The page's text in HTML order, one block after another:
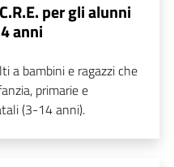
per gli alunni
anni
a bambini e ragazzi che
primarie e
(3-14 anni).